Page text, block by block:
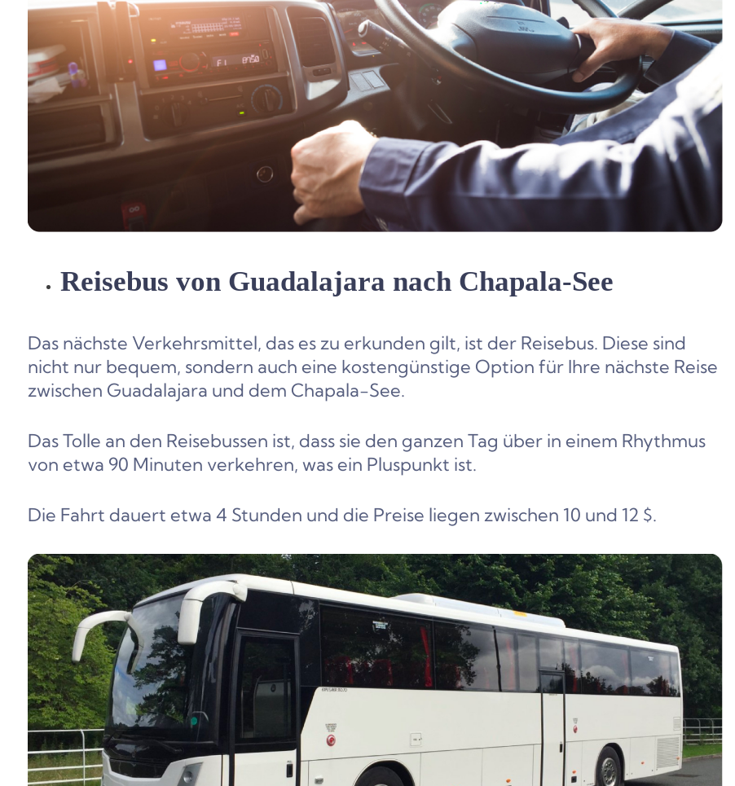
Reisebus von Guadalajara nach Chapala-See
Das nächste Verkehrsmittel, das es zu erkunden gilt, ist der Reisebus. Diese sind
nicht nur bequem, sondern auch eine kostengünstige Option für Ihre nächste Reise
zwischen Guadalajara und dem Chapala-See.
Das Tolle an den Reisebussen ist, dass sie den ganzen Tag über in einem Rhythmus
von etwa 90 Minuten verkehren, was ein Pluspunkt ist.
Die Fahrt dauert etwa 4 Stunden und die Preise liegen zwischen 10 und 12 $.